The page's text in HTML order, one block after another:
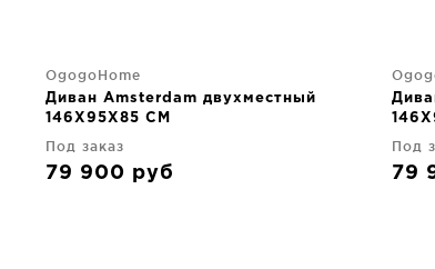
OgogoHome
Диван Amsterdam двухместный
146X95X85 CM
Под заказ
79 900 руб
Под
79